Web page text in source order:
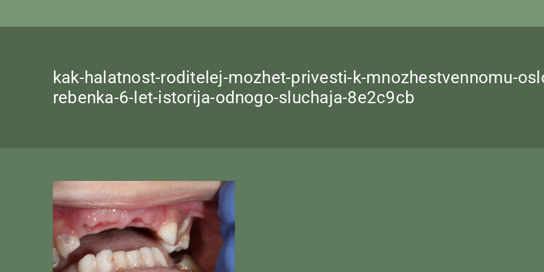
kak-halatnost-roditelej-mozhet-privesti-k-mnozhestvennomu-
rebenka-6-let-istorija-odnogo-sluchaja-8e2c9cb